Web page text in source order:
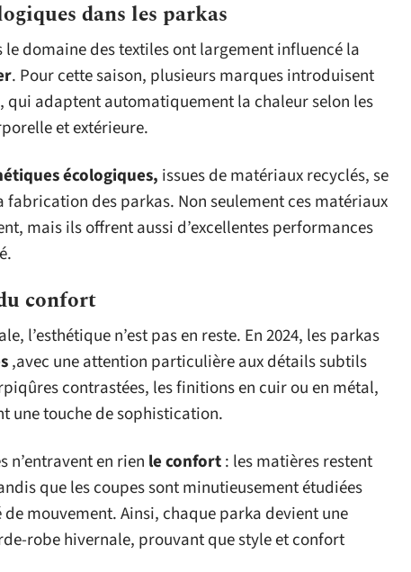
dans les parkas
le domaine des textiles ont largement influencé la
. Pour cette saison, plusieurs marques introduisent
adaptent automatiquement la chaleur selon les
et extérieure.
écologiques, issues de matériaux recyclés, se
des parkas. Non seulement ces matériaux
mais ils offrent aussi d’excellentes performances
confort
l’esthétique n’est pas en reste. En 2024, les parkas
,avec une attention particulière aux détails subtils
contrastées, les finitions en cuir ou en métal,
une touche de sophistication.
n’entravent en rien le confort: les matières restent
que les coupes sont minutieusement étudiées
mouvement. Ainsi, chaque parka devient une
robe hivernale, prouvant que style et confort